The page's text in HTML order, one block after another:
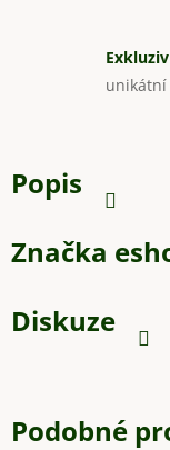
unikátní
Popis
Značka
Diskuze
Podobné